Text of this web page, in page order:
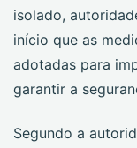
isolado,
início que as
adotadas para
garantir a
Segundo a